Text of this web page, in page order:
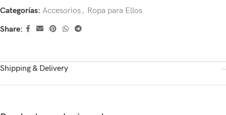
Categorías: Accesorios, Ropa para Ellos
Share:
Shipping & Delivery